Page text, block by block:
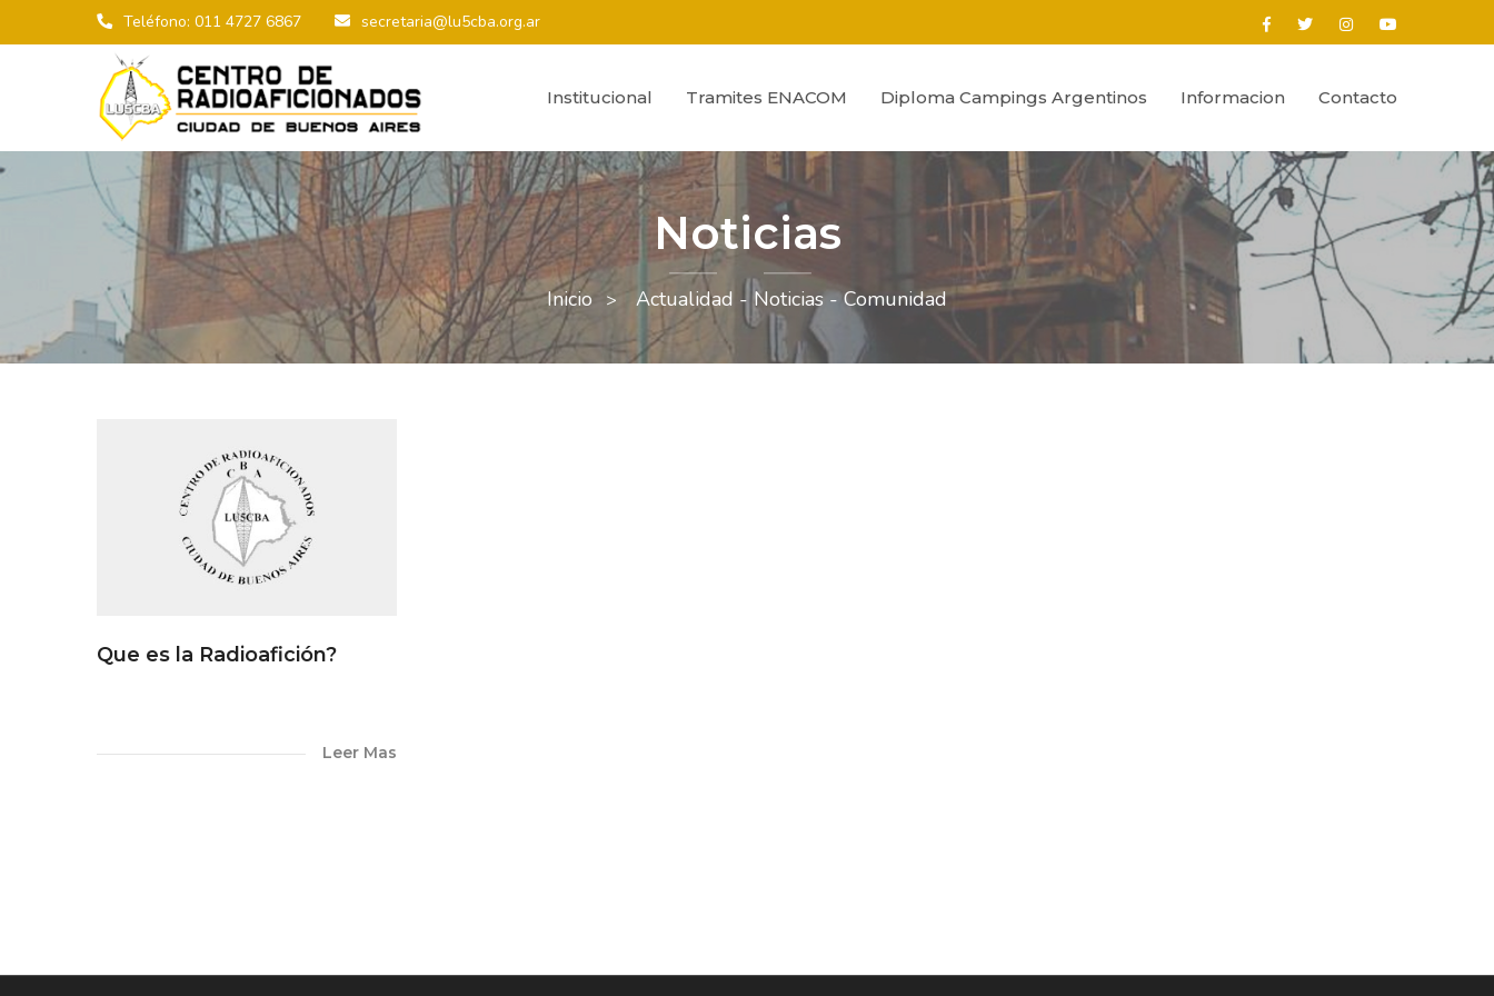
Teléfono: 011 4727 6867 secretaria@lu5cba.org.ar
Institucional Tramites ENACOM Diploma Campings Argentinos Informacion Contacto
Noticias
Inicio Actualidad - Noticias - Comunidad
Que es la Radioafición?
Leer Mas